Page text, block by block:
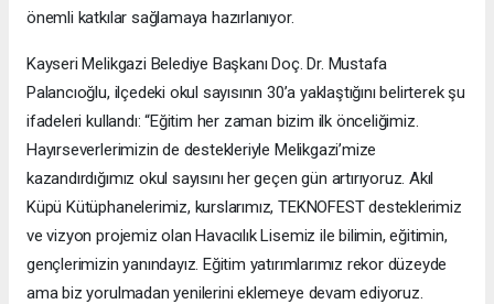
önemli katkılar sağlamaya hazırlanıyor.
Kayseri Melikgazi Belediye Başkanı Doç. Dr. Mustafa
Palancıoğlu, ilçedeki okul sayısının 30’a yaklaştığını belirterek şu
ifadeleri kullandı: “Eğitim her zaman bizim ilk önceliğimiz.
Hayırseverlerimizin de destekleriyle Melikgazi’mize
kazandırdığımız okul sayısını her geçen gün artırıyoruz. Akıl
Küpü Kütüphanelerimiz, kurslarımız, TEKNOFEST desteklerimiz
ve vizyon projemiz olan Havacılık Lisemiz ile bilimin, eğitimin,
gençlerimizin yanındayız. Eğitim yatırımlarımız rekor düzeyde
ama biz yorulmadan yenilerini eklemeye devam ediyoruz.